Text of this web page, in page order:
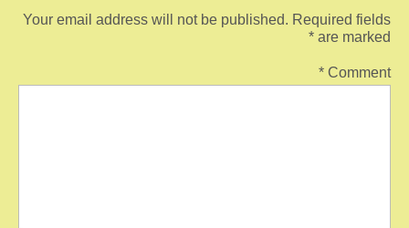
Your email address will not be published. Required fields
are marked
*
Comment
*